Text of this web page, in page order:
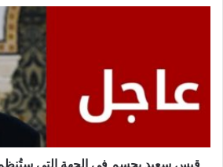
الجهة
التي
ستُنظم
17
ديسمبر